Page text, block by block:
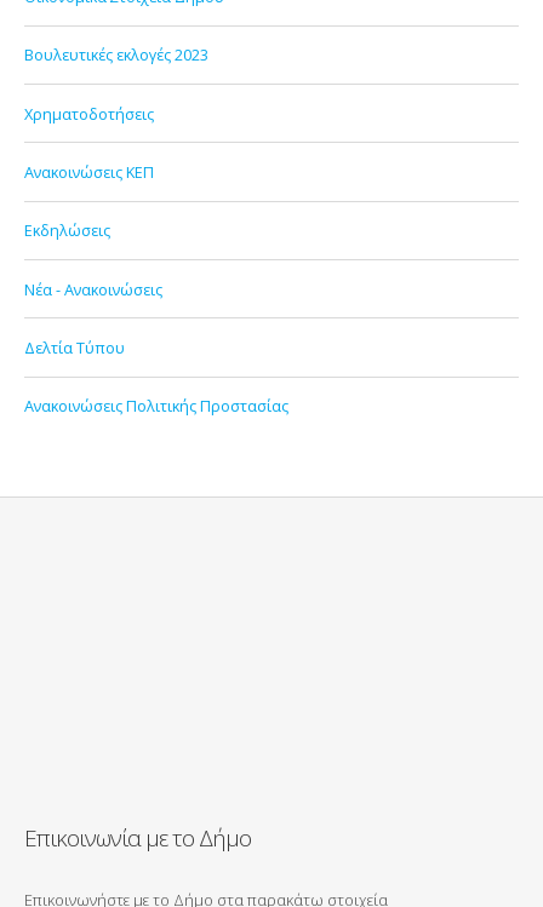
Βουλευτικές εκλογές 2023
Χρηματοδοτήσεις
Ανακοινώσεις ΚΕΠ
Εκδηλώσεις
Νέα - Ανακοινώσεις
Δελτία Τύπου
Ανακοινώσεις Πολιτικής Προστασίας
Επικοινωνία με το Δήμο
Επικοινωνήστε με το Δήμο στα παρακάτω στοιχεία